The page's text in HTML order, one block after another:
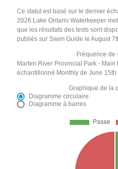
Ce statut est basé sur le dernier
2026 Lake Ontario Waterkeeper
que les résultats des tests sont
publiés sur Swim Guide le August
Fréquence de
Marten River Provincial Park - Main
échantillonné Monthly de June 15th
Graphique de la
Diagramme circulaire
Diagramme à barres